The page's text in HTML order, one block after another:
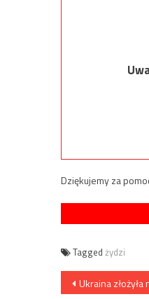
Dziękujemy za
Tagged żydzi
Ukraina